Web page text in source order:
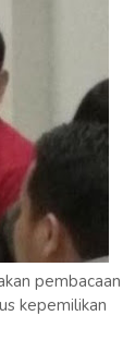
pembacaan
kepemilikan